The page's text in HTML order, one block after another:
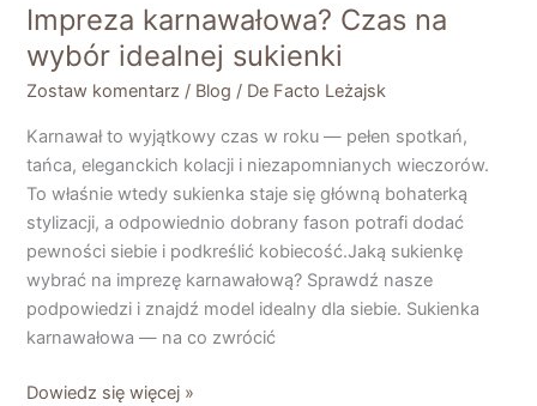
Impreza karnawałowa? Czas na
wybór idealnej sukienki
Zostaw komentarz / Blog / De Facto Leżajsk
Karnawał to wyjątkowy czas w roku — pełen spotkań,
tańca, eleganckich kolacji i niezapomnianych wieczorów.
To właśnie wtedy sukienka staje się główną bohaterką
stylizacji, a odpowiednio dobrany fason potrafi dodać
pewności siebie i podkreślić kobiecość.Jaką sukienkę
wybrać na imprezę karnawałową? Sprawdź nasze
podpowiedzi i znajdź model idealny dla siebie. Sukienka
karnawałowa — na co zwrócić
Dowiedz się więcej »